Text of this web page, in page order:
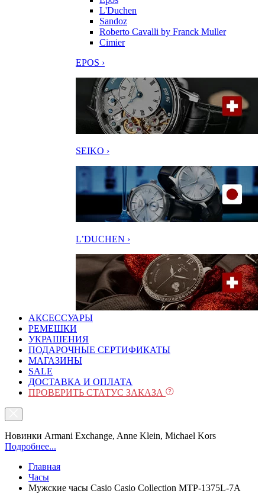
L'Duchen
Sandoz
Roberto Cavalli by Franck Muller
Cimier
EPOS ›
SEIKO ›
L’DUCHEN ›
АКСЕССУАРЫ
РЕМЕШКИ
УКРАШЕНИЯ
ПОДАРОЧНЫЕ СЕРТИФИКАТЫ
МАГАЗИНЫ
SALE
ДОСТАВКА И ОПЛАТА
ПРОВЕРИТЬ СТАТУС ЗАКАЗА
Новинки Armani Exchange, Anne Klein, Michael Kors
Подробнее...
Главная
Часы
Мужские часы Casio Casio Collection MTP-1375L-7A